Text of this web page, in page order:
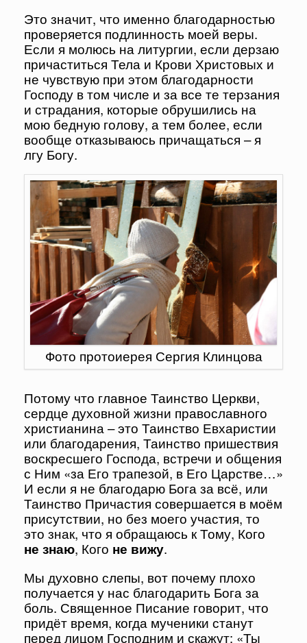
Это значит, что именно благодарностью
проверяется подлинность моей веры.
Если я молюсь на литургии, если дерзаю
причаститься Тела и Крови Христовых и
не чувствую при этом благодарности
Господу в том числе и за все те терзания
и страдания, которые обрушились на
мою бедную голову, а тем более, если
вообще отказываюсь причащаться – я
лгу Богу.
Фото протоиерея Сергия Клинцова
Потому что главное Таинство Церкви,
сердце духовной жизни православного
христианина – это Таинство Евхаристии
или благодарения, Таинство пришествия
воскресшего Господа, встречи и общения
с Ним «за Его трапезой, в Его Царстве…»
И если я не благодарю Бога за всё, или
Таинство Причастия совершается в моём
присутствии, но без моего участия, то
это знак, что я обращаюсь к Тому, Кого
не знаю, Кого не вижу.
Мы духовно слепы, вот почему плохо
получается у нас благодарить Бога за
боль. Священное Писание говорит, что
придёт время, когда мученики станут
перед лицом Господним и скажут: «Ты